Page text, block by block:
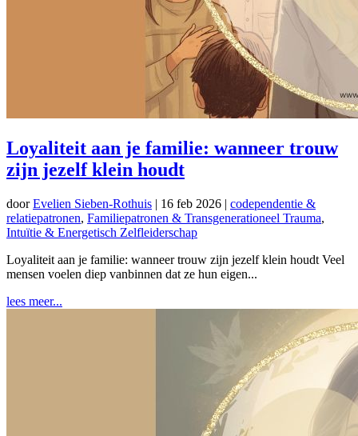
Loyaliteit aan je familie: wanneer trouw
zijn jezelf klein houdt
doorEvelien Sieben-Rothuis | 16 feb 2026 | codependentie &
relatiepatronen, Familiepatronen & Transgenerationeel Trauma,
Intuïtie & Energetisch Zelfleiderschap
Loyaliteit aan je familie: wanneer trouw zijn jezelf klein houdt Veel
mensen voelen diep vanbinnen dat ze hun eigen...
lees meer...